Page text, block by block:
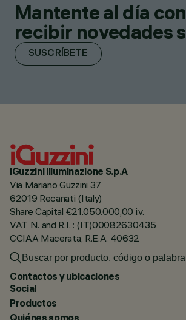
Mantente al día
recibir novedades
SUSCRÍBETE
iGuzzini illuminazione S.p.A
Via Mariano Guzzini 37
62019 Recanati (Italy)
Share Capital €21.050.000,00 i.v.
VAT N. and R.I. : (IT)00082630435
CCIAA Macerata, R.E.A. 40632
Contactos y ubicaciones
Social
Productos